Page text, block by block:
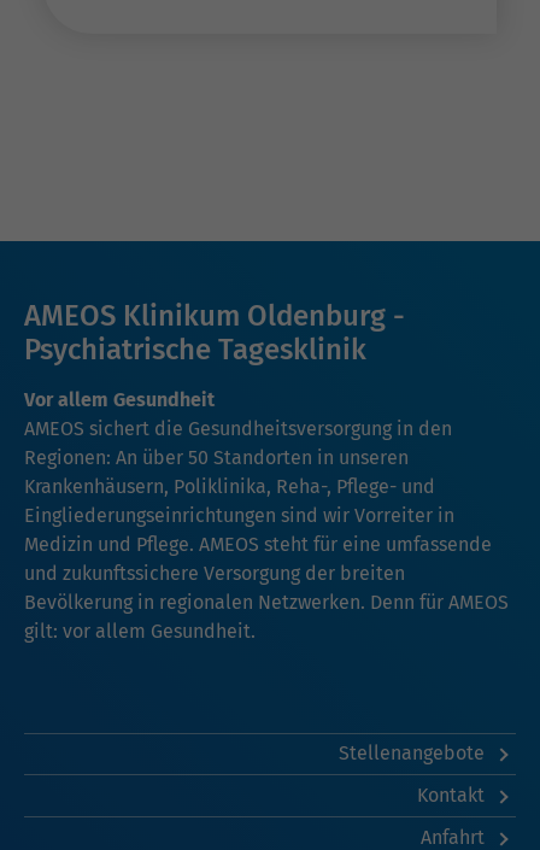
AMEOS Klinikum Oldenburg -
Psychiatrische Tagesklinik
Vor allem Gesundheit
AMEOS sichert die Gesundheitsversorgung in den
Regionen: An über 50 Standorten in unseren
Krankenhäusern, Poliklinika, Reha-, Pflege- und
Eingliederungseinrichtungen sind wir Vorreiter in
Medizin und Pflege. AMEOS steht für eine umfassende
und zukunftssichere Versorgung der breiten
Bevölkerung in regionalen Netzwerken. Denn für AMEOS
gilt: vor allem Gesundheit.
Stellenangebote
Kontakt
Anfahrt